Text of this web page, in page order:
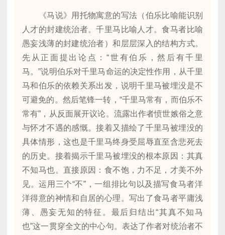
《马说》用托物寓意的写法（伯乐比喻能识别
人才的封建统治者。千里马比喻人才。食马者比喻
愚妄浅薄的封建统治者）和层层深入的结构方式。
先从正面提出论点：“世有伯乐，然后有千里
马。”说明伯乐对千里马命运的决定性作用，从千里
马和伯乐的依赖关系出发，说明千里马被埋没是不
可避免的。然后笔锋一转，“千里马常有，而伯乐不
常有”，从反面展开议论。流露出作者愤世嫉俗之意
与怀才不遇的感慨。接着又描绘了千里马被埋没的
具体情形，这也是千里马终身受屈辱直至含悲死去
的历史。接着揭示千里马被埋没的根本原因：其真
不知马也。直接原因：食不饱，力不足，才美不外
见。运用三个“不”，一组排比句以及描写食马者洋
洋得意的神情和自居的心理。写出了食马者平庸浅
薄、愚妄无知的特征。最后归结出“其真不知马
也”这一贯穿全文的中心句。表达了作者对统治者不